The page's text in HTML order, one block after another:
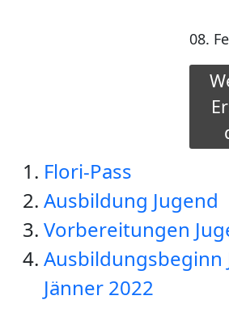
08.
Flori-Pass
Ausbildung Jugend
Vorbereitungen
Ausbildungsbeginn
Jänner 2022